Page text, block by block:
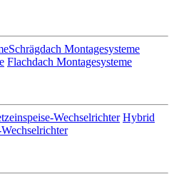
Schrägdach Montagesysteme
Flachdach Montagesysteme
Wechselrichter Hybrid